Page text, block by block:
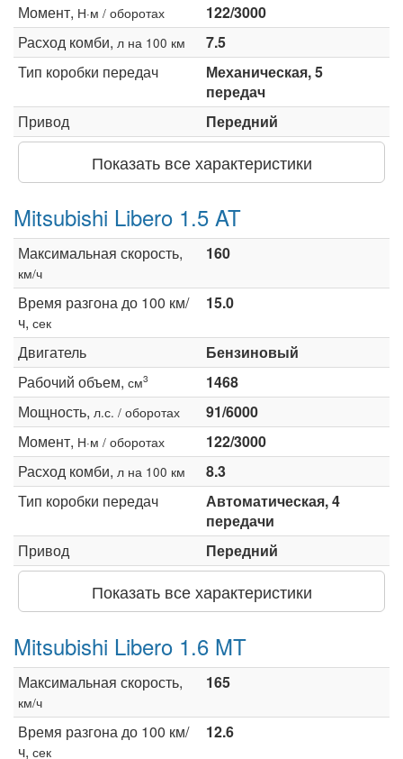
Момент, Н·м / оборотах
122/3000
Расход комби, л на 100 км
7.5
Тип коробки передач
Механическая, 5
передач
Привод
Передний
Показать все характеристики
Mitsubishi Libero 1.5 AT
Максимальная скорость,
км/ч
160
Время разгона до 100 км/
ч, сек
15.0
Двигатель
Бензиновый
Рабочий объем, см3
1468
Мощность, л.с. / оборотах
91/6000
Момент, Н·м / оборотах
122/3000
Расход комби, л на 100 км
8.3
Тип коробки передач
Автоматическая, 4
передачи
Привод
Передний
Показать все характеристики
Mitsubishi Libero 1.6 MT
Максимальная скорость,
км/ч
165
Время разгона до 100 км/
ч, сек
12.6